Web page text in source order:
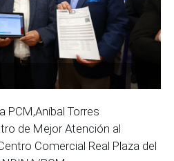
PCM,Aníbal Torres
de Mejor Atención al
Comercial Real Plaza del